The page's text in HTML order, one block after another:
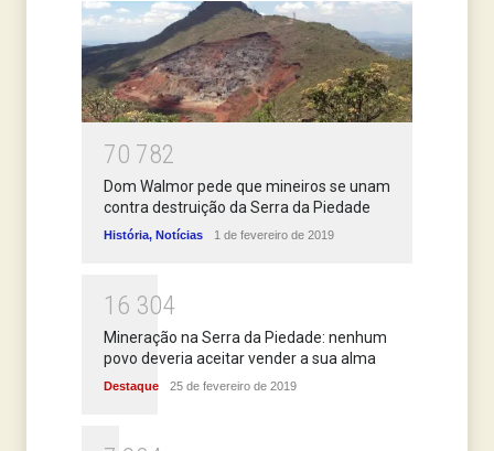
70 782
Dom Walmor pede que mineiros se unam
contra destruição da Serra da Piedade
História, Notícias 1 de fevereiro de 2019
1 6 304
Mineração na Serra da Piedade: nenhum
povo deveria aceitar vender a sua alma
Destaque 25 de fevereiro de 2019